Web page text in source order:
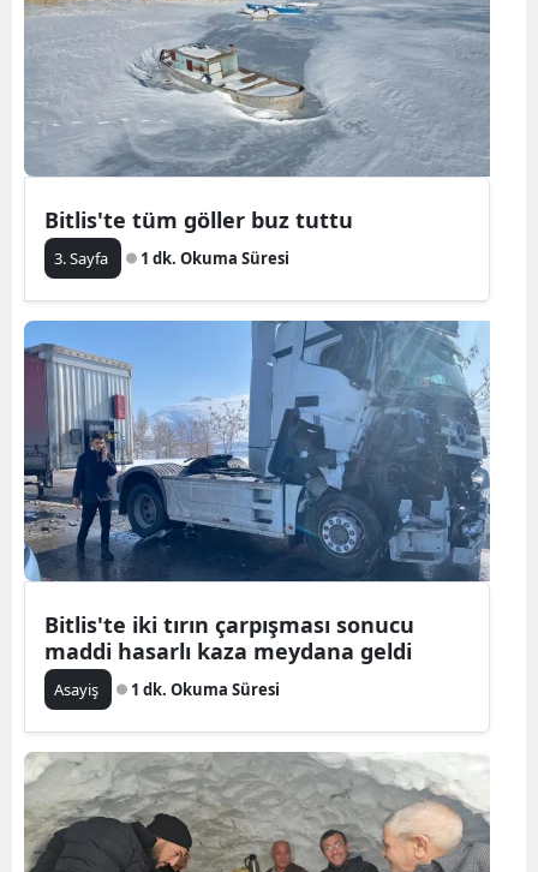
Bitlis'te tüm göller buz tuttu
3. Sayfa 1 dk. Okuma Süresi
Bitlis'te iki tırın çarpışması sonucu
maddi hasarlı kaza meydana geldi
Asayiş 1 dk. Okuma Süresi